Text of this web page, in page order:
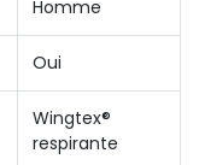
Homme
Oui
Wingtex®
respirante